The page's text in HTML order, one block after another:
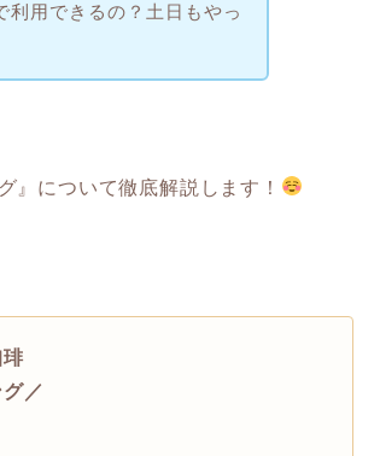
利用できるの？土日もやっ
』について徹底解説します！
琲
／